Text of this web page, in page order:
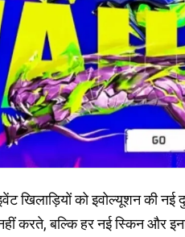
खिलाड़ियों को इवोल्यूशन की
करते, बल्कि हर नई स्किन और